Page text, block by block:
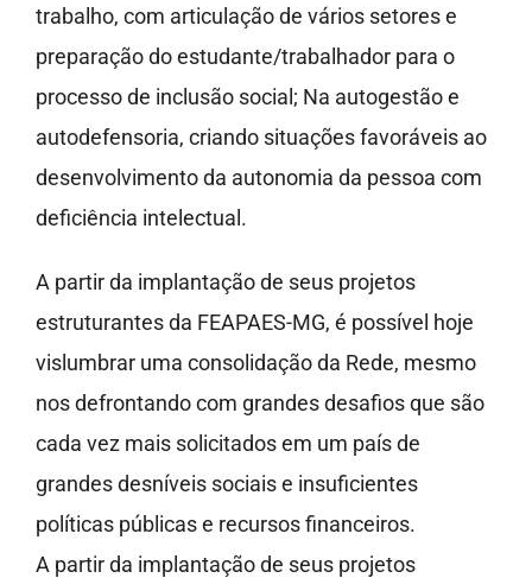
trabalho, com articulação de vários setores e
preparação do estudante/trabalhador para o
processo de inclusão social; Na autogestão e
autodefensoria, criando situações favoráveis ao
desenvolvimento da autonomia da pessoa com
deficiência intelectual.
A partir da implantação de seus projetos
estruturantes da FEAPAES-MG, é possível hoje
vislumbrar uma consolidação da Rede, mesmo
nos defrontando com grandes desafios que são
cada vez mais solicitados em um país de
grandes desníveis sociais e insuficientes
políticas públicas e recursos financeiros.
A partir da implantação de seus projetos